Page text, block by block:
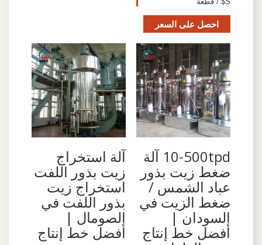
احصل على السعر
10-500tpd آلة
ضغط زيت بذور
عباد الشمس /
ضغط الزيت في
السودان |
أفضل خط إنتاج
آلة استخراج
زيت بذور اللفت
استخراج زيت
بذور اللفت في
الصومال |
أفضل خط إنتاج